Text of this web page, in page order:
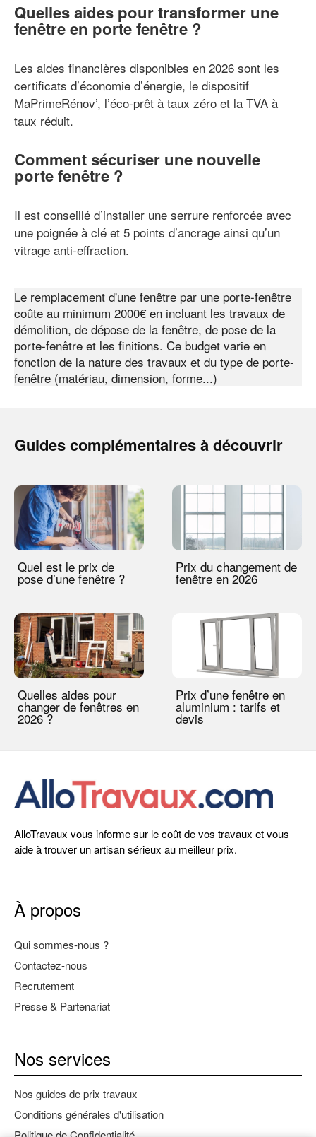
Quelles aides pour transformer une
fenêtre en porte fenêtre ?
Les aides financières disponibles en 2026 sont les
certificats d’économie d’énergie, le dispositif
MaPrimeRénov’, l’éco-prêt à taux zéro et la TVA à
taux réduit.
Comment sécuriser une nouvelle
porte fenêtre ?
Il est conseillé d’installer une serrure renforcée avec
une poignée à clé et 5 points d’ancrage ainsi qu’un
vitrage anti-effraction.
Le remplacement d'une fenêtre par une porte-fenêtre
coûte au minimum 2000€ en incluant les travaux de
démolition, de dépose de la fenêtre, de pose de la
porte-fenêtre et les finitions. Ce budget varie en
fonction de la nature des travaux et du type de porte-
fenêtre (matériau, dimension, forme...)
Guides complémentaires à découvrir
Quel est le prix de
pose d’une fenêtre ?
Prix du changement de
fenêtre en 2026
Quelles aides pour
changer de fenêtres en
2026 ?
Prix d’une fenêtre en
aluminium : tarifs et
devis
AlloTravaux vous informe sur le coût de vos travaux et vous
aide à trouver un artisan sérieux au meilleur prix.
À propos
Qui sommes-nous ?
Contactez-nous
Recrutement
Presse & Partenariat
Nos services
Nos guides de prix travaux
Conditions générales d'utilisation